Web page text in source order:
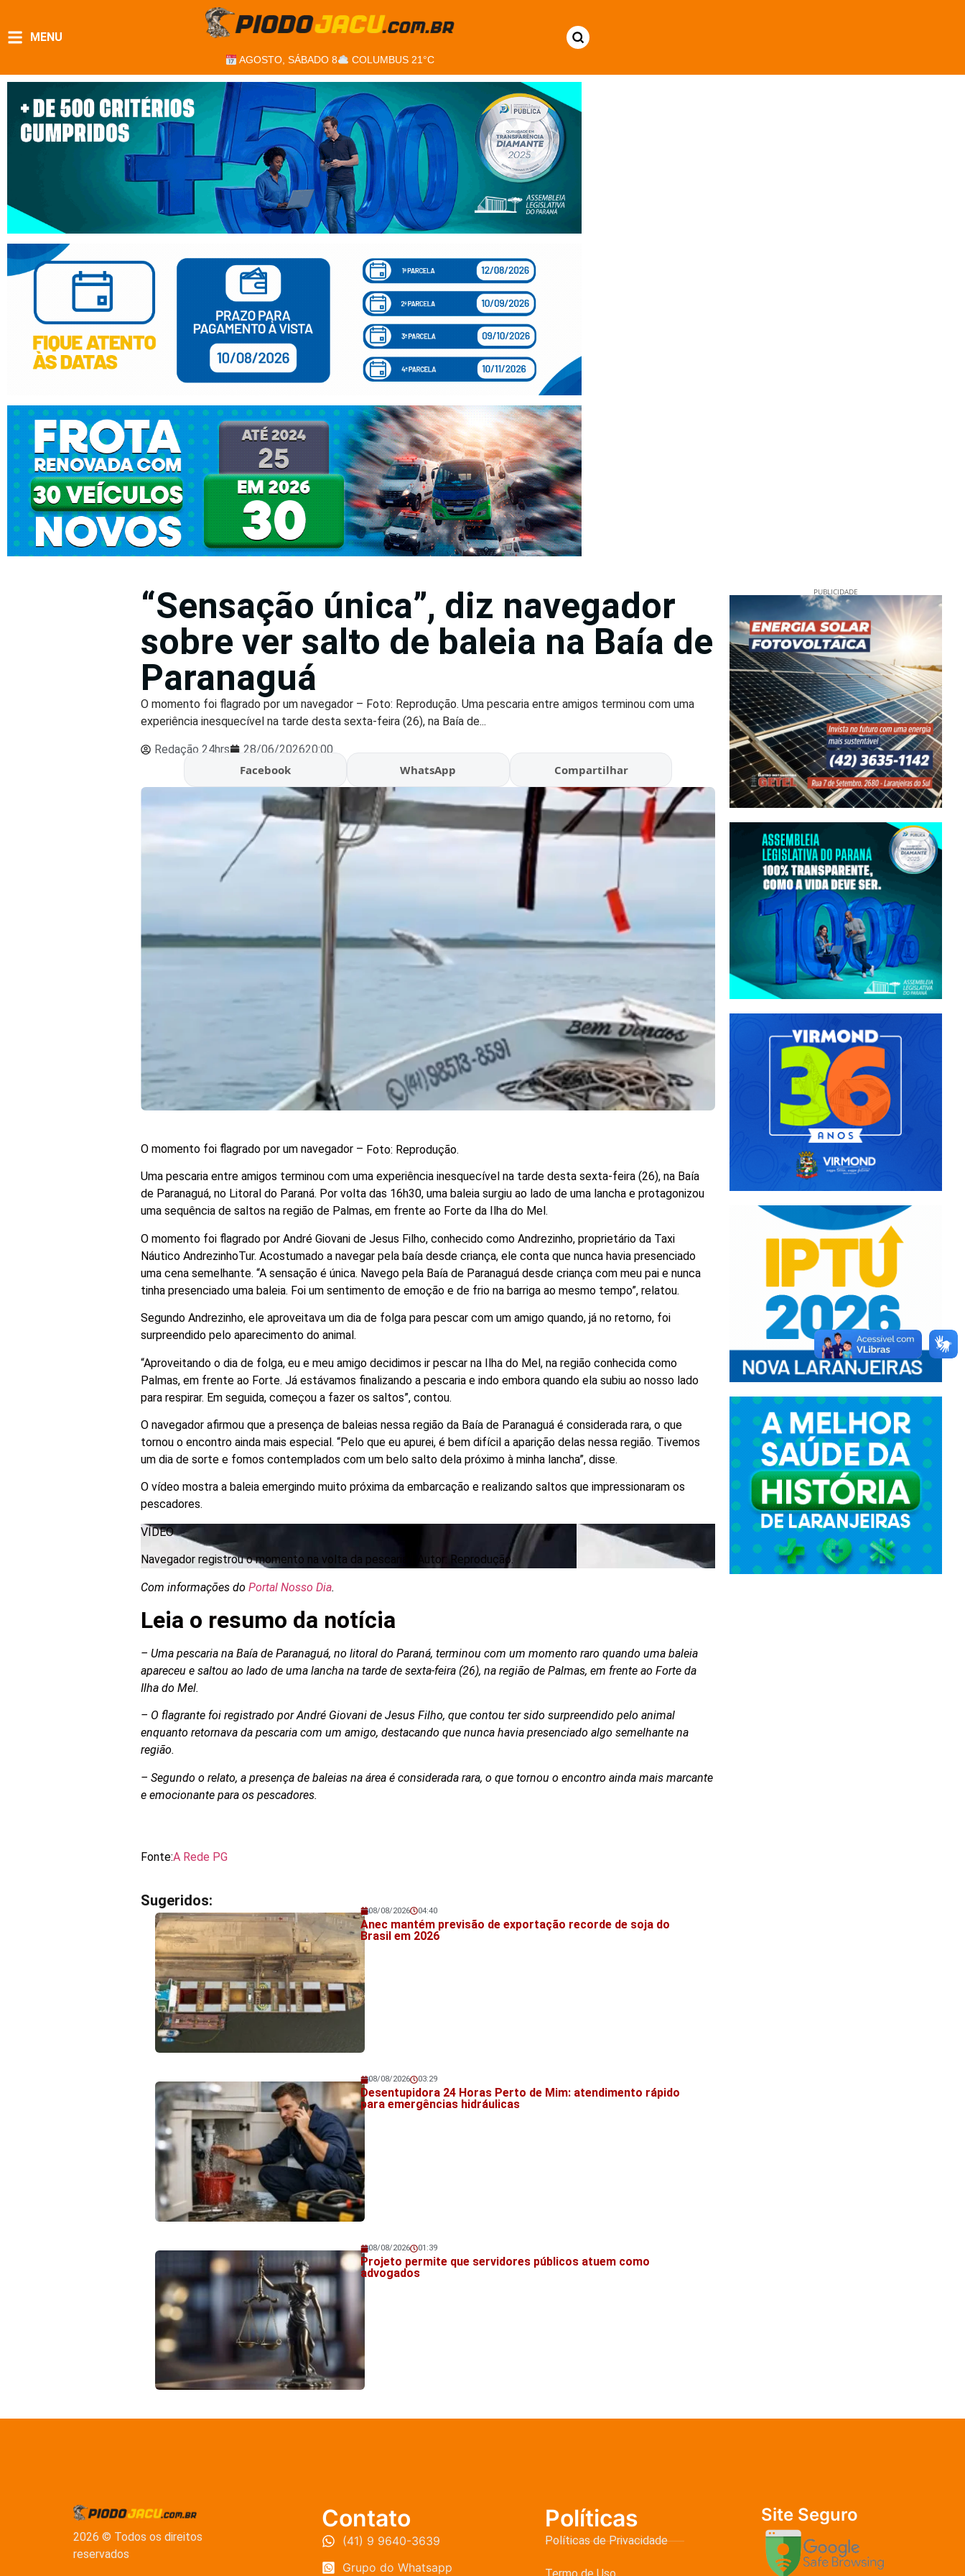
MENU
AGOSTO, SÁBADO 8 COLUMBUS 21°C
“Sensação única”, diz navegador
sobre ver salto de baleia na Baía de
Paranaguá
O momento foi flagrado por um navegador – Foto: Reprodução. Uma pescaria entre amigos terminou com uma
experiência inesquecível na tarde desta sexta-feira (26), na Baía de...
Redação 24hrs 28/06/202620:00
Facebook WhatsApp Compartilhar
O momento foi flagrado por um navegador – Foto: Reprodução.
Uma pescaria entre amigos terminou com uma experiência inesquecível na tarde desta sexta-feira (26), na Baía
de Paranaguá, no Litoral do Paraná. Por volta das 16h30, uma baleia surgiu ao lado de uma lancha e protagonizou
uma sequência de saltos na região de Palmas, em frente ao Forte da Ilha do Mel.
O momento foi flagrado por André Giovani de Jesus Filho, conhecido como Andrezinho, proprietário da Taxi
Náutico AndrezinhoTur. Acostumado a navegar pela baía desde criança, ele conta que nunca havia presenciado
uma cena semelhante.“A sensação é única. Navego pela Baía de Paranaguá desde criança com meu pai e nunca
tinha presenciado uma baleia. Foi um sentimento de emoção e de frio na barriga ao mesmo tempo”, relatou.
Segundo Andrezinho, ele aproveitava um dia de folga para pescar com um amigo quando, já no retorno, foi
surpreendido pelo aparecimento do animal.
“Aproveitando o dia de folga, eu e meu amigo decidimos ir pescar na Ilha do Mel, na região conhecida como
Palmas, em frente ao Forte. Já estávamos finalizando a pescaria e indo embora quando ela subiu ao nosso lado
para respirar. Em seguida, começou a fazer os saltos”, contou.
O navegador afirmou que a presença de baleias nessa região da Baía de Paranaguá é considerada rara, o que
tornou o encontro ainda mais especial.“Pelo que eu apurei, é bem difícil a aparição delas nessa região. Tivemos
um dia de sorte e fomos contemplados com um belo salto dela próximo à minha lancha”, disse.
O vídeo mostra a baleia emergindo muito próxima da embarcação e realizando saltos que impressionaram os
pescadores.
VÍDEO
Navegador registrou o momento na volta da pescaria | Autor: Reprodução.
Com informações doPortal Nosso Dia.
Leia o resumo da notícia
– Uma pescaria na Baía de Paranaguá, no litoral do Paraná, terminou com um momento raro quando uma baleia
apareceu e saltou ao lado de uma lancha na tarde de sexta-feira (26), na região de Palmas, em frente ao Forte da
Ilha do Mel.
– O flagrante foi registrado por André Giovani de Jesus Filho, que contou ter sido surpreendido pelo animal
enquanto retornava da pescaria com um amigo, destacando que nunca havia presenciado algo semelhante na
região.
– Segundo o relato, a presença de baleias na área é considerada rara, o que tornou o encontro ainda mais marcante
e emocionante para os pescadores.
Fonte:A Rede PG
Sugeridos:
Veja também!
08/08/2026 04:40
Anec mantém previsão de exportação recorde de soja do
Brasil em 2026
Veja também!
08/08/2026 03:29
Desentupidora 24 Horas Perto de Mim: atendimento rápido
para emergências hidráulicas
Veja também!
08/08/2026 01:39
Projeto permite que servidores públicos atuem como
advogados
PUBLICIDADE
2026 © Todos os direitos
reservados
Contato
(41) 9 9640-3639
Grupo do Whatsapp
Políticas
Políticas de Privacidade
Site Seguro